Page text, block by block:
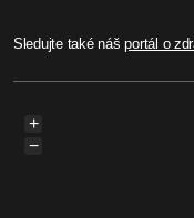
Sledujte také nášportál o
+
−